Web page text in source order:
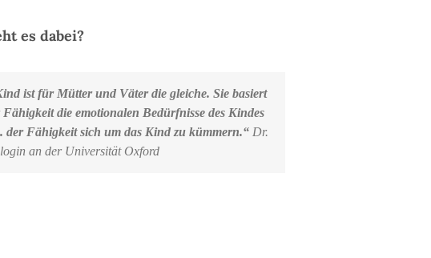
es dabei?
ist für Mütter und Väter die gleiche. Sie basiert
die emotionalen Bedürfnisse des Kindes
der Fähigkeit sich um das Kind zu kümmern.“ Dr.
an der Universität Oxford